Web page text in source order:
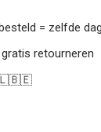
= zelfde
retourneren